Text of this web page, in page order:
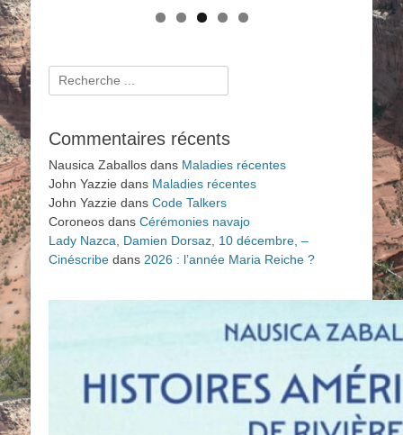
Rechercher :
Commentaires récents
Nausica Zaballos dans Maladies récentes
John Yazzie dans Maladies récentes
John Yazzie dans Code Talkers
Coroneos dans Cérémonies navajo
Lady Nazca, Damien Dorsaz, 10 décembre, –
Cinéscribe dans 2026 : l’année Maria Reiche ?